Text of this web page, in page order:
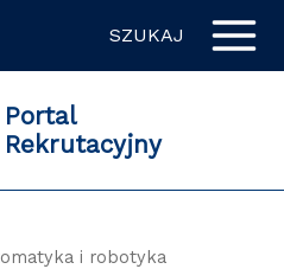
SZUKAJ
Portal
Rekrutacyjny
i robotyka